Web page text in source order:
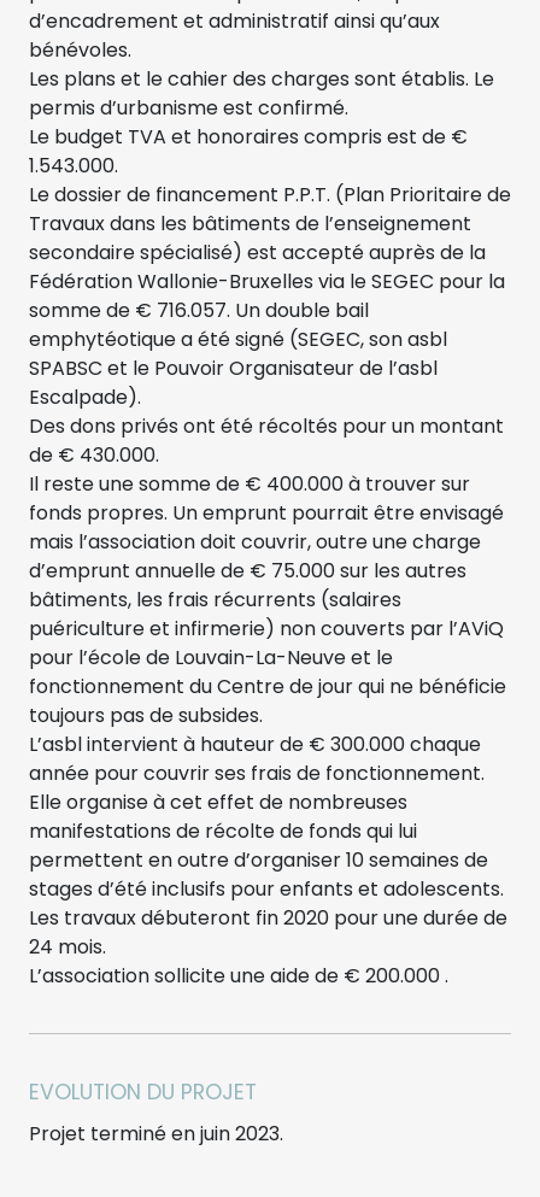
d’encadrement et administratif ainsi qu’aux
bénévoles.
Les plans et le cahier des charges sont établis. Le
permis d’urbanisme est confirmé.
Le budget TVA et honoraires compris est de €
1.543.000.
Le dossier de financement P.P.T. (Plan Prioritaire de
Travaux dans les bâtiments de l’enseignement
secondaire spécialisé) est accepté auprès de la
Fédération Wallonie-Bruxelles via le SEGEC pour la
somme de € 716.057. Un double bail
emphytéotique a été signé (SEGEC, son asbl
SPABSC et le Pouvoir Organisateur de l’asbl
Escalpade).
Des dons privés ont été récoltés pour un montant
de € 430.000.
Il reste une somme de € 400.000 à trouver sur
fonds propres. Un emprunt pourrait être envisagé
mais l’association doit couvrir, outre une charge
d’emprunt annuelle de € 75.000 sur les autres
bâtiments, les frais récurrents (salaires
puériculture et infirmerie) non couverts par l’AViQ
pour l’école de Louvain-La-Neuve et le
fonctionnement du Centre de jour qui ne bénéficie
toujours pas de subsides.
L’asbl intervient à hauteur de € 300.000 chaque
année pour couvrir ses frais de fonctionnement.
Elle organise à cet effet de nombreuses
manifestations de récolte de fonds qui lui
permettent en outre d’organiser 10 semaines de
stages d’été inclusifs pour enfants et adolescents.
Les travaux débuteront fin 2020 pour une durée de
24 mois.
L’association sollicite une aide de € 200.000 .
EVOLUTION DU PROJET
Projet terminé en juin 2023.